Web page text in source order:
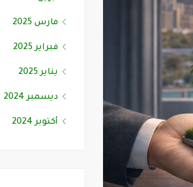
مارس 2025
فبراير 2025
يناير 2025
ديسمبر 2024
أكتوبر 2024